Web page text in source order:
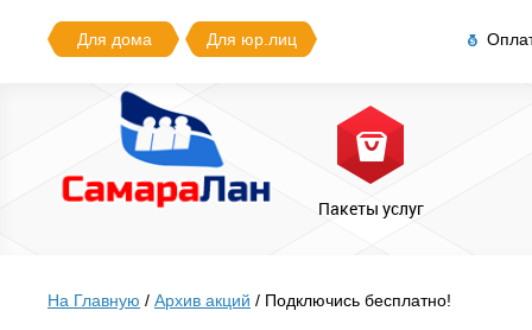
Для дома Для юр.лиц
Пакеты услуг
На Главную / Архив акций / Подключись бесплатно!